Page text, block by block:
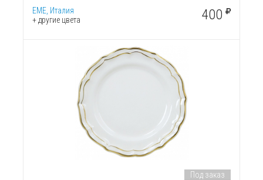
EME, Италия
+ другие цвета
400
Под заказ